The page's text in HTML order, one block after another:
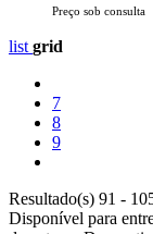
Preço sob consulta
list grid
7
8
9
Resultado(s) 91 -
Disponível para